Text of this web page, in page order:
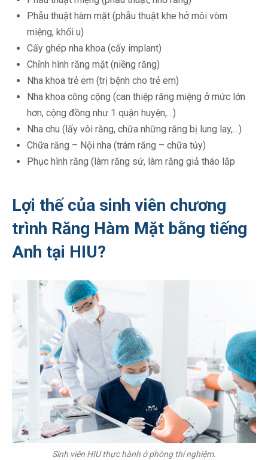
Phẫu thuật hàm mặt (phẫu thuật khe hở môi vòm
miệng, khối u)
Cấy ghép nha khoa (cấy implant)
Chỉnh hình răng mặt (niềng răng)
Nha khoa trẻ em (trị bệnh cho trẻ em)
Nha khoa công cộng (can thiệp răng miệng ở mức lớn
hơn, cộng đồng như 1 quận huyện,…)
Nha chu (lấy vôi răng, chữa những răng bị lung lay,…)
Chữa răng – Nội nha (trám răng – chữa tủy)
Phục hình răng (làm răng sứ, làm răng giả tháo lắp
Lợi thế của sinh viên chương
trình Răng Hàm Mặt bằng tiếng
Anh tại HIU?
Sinh viên HIU thực hành ở phòng thí nghiệm.